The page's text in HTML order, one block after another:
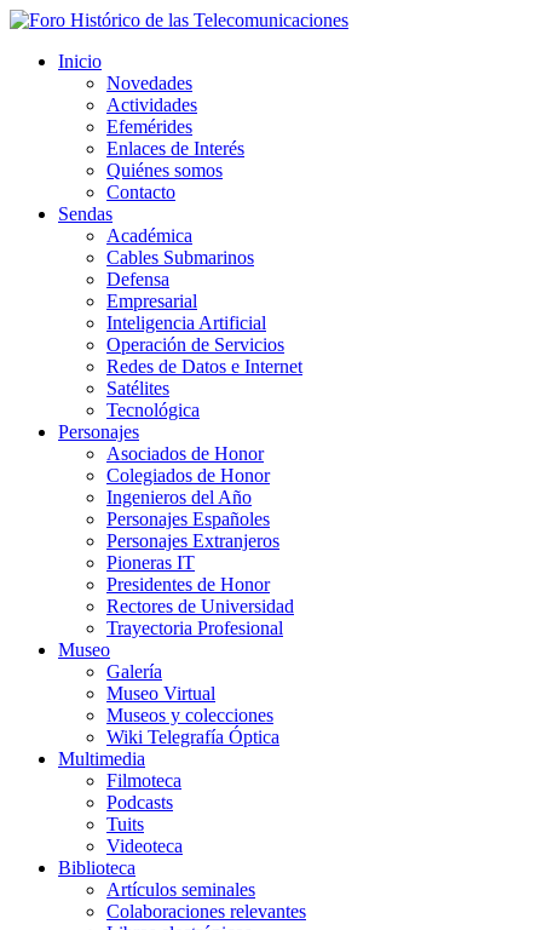
Inicio
Novedades
Actividades
Efemérides
Enlaces de Interés
Quiénes somos
Contacto
Sendas
Académica
Cables Submarinos
Defensa
Empresarial
Inteligencia Artificial
Operación de Servicios
Redes de Datos e Internet
Satélites
Tecnológica
Personajes
Asociados de Honor
Colegiados de Honor
Ingenieros del Año
Personajes Españoles
Personajes Extranjeros
Pioneras IT
Presidentes de Honor
Rectores de Universidad
Trayectoria Profesional
Museo
Galería
Museo Virtual
Museos y colecciones
Wiki Telegrafía Óptica
Multimedia
Filmoteca
Podcasts
Tuits
Videoteca
Biblioteca
Artículos seminales
Colaboraciones relevantes